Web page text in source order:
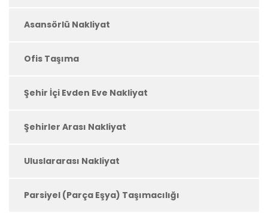
Asansörlü Nakliyat
Ofis Taşıma
Şehir İçi Evden Eve Nakliyat
Şehirler Arası Nakliyat
Uluslararası Nakliyat
Parsiyel (Parça Eşya) Taşımacılığı